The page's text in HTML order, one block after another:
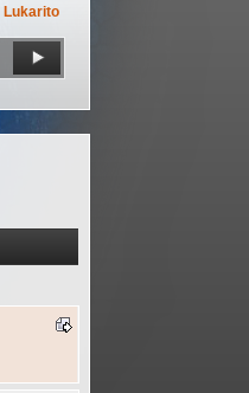
Lukarito